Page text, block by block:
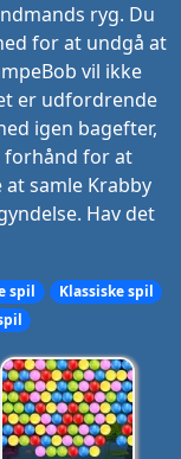
ryg. Du
for at undgå at
vil ikke
er udfordrende
igen bagefter,
forhånd for at
samle Krabby
Hav det
spil
Klassiske spil